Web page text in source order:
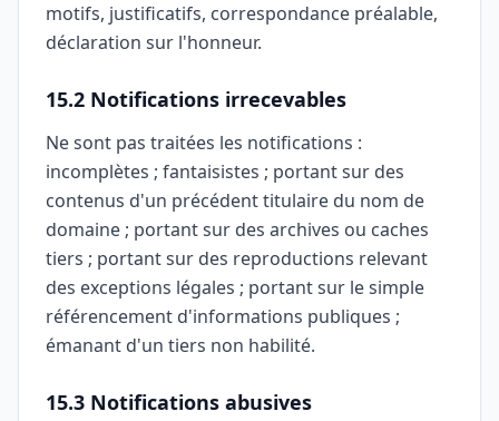
motifs, justificatifs, correspondance préalable,
déclaration sur l'honneur.
15.2 Notifications irrecevables
Ne sont pas traitées les notifications :
incomplètes ; fantaisistes ; portant sur des
contenus d'un précédent titulaire du nom de
domaine ; portant sur des archives ou caches
tiers ; portant sur des reproductions relevant
des exceptions légales ; portant sur le simple
référencement d'informations publiques ;
émanant d'un tiers non habilité.
15.3 Notifications abusives